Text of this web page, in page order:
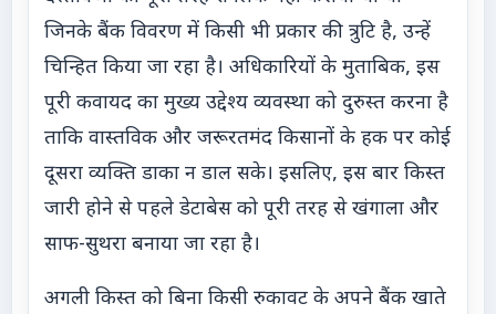
जिनके बैंक विवरण में किसी भी प्रकार की त्रुटि है, उन्हें
चिन्हित किया जा रहा है। अधिकारियों के मुताबिक, इस
पूरी कवायद का मुख्य उद्देश्य व्यवस्था को दुरुस्त करना है
ताकि वास्तविक और जरूरतमंद किसानों के हक पर कोई
दूसरा व्यक्ति डाका न डाल सके। इसलिए, इस बार किस्त
जारी होने से पहले डेटाबेस को पूरी तरह से खंगाला और
साफ-सुथरा बनाया जा रहा है।
अगली किस्त को बिना किसी रुकावट के अपने बैंक खाते